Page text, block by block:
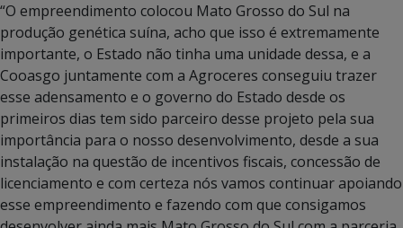
“O empreendimento colocou Mato Grosso do Sul na
produção genética suína, acho que isso é extremamente
importante, o Estado não tinha uma unidade dessa, e a
Cooasgo juntamente com a Agroceres conseguiu trazer
esse adensamento e o governo do Estado desde os
primeiros dias tem sido parceiro desse projeto pela sua
importância para o nosso desenvolvimento, desde a sua
instalação na questão de incentivos fiscais, concessão de
licenciamento e com certeza nós vamos continuar apoiando
esse empreendimento e fazendo com que consigamos